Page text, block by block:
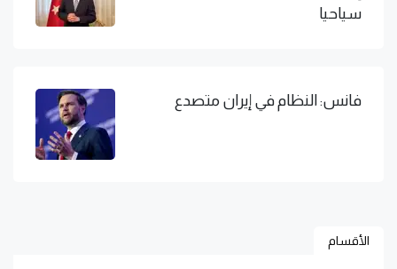
سياحيا
فانس: النظام في إيران متصدع
الأقسام